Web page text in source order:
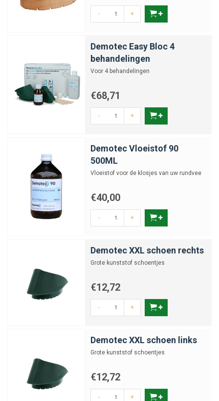
- +
Demotec Easy Bloc 4
behandelingen
Voor 4 behandelingen
€68,71
- +
Demotec Vloeistof 90
500ML
Vloeistof voor de klosjes van uw rundvee
€40,00
- +
Demotec XXL schoen rechts
Grote kunststof schoentjes
€12,72
- +
Demotec XXL schoen links
Grote kunststof schoentjes
€12,72
- +